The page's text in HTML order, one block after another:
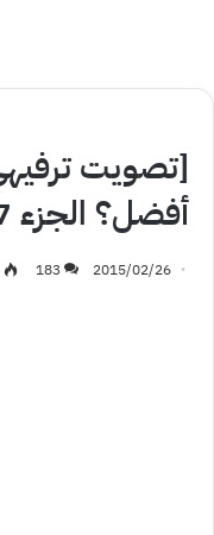
[تصويت
أفضل؟ الجزء 7
2015/02/26
183